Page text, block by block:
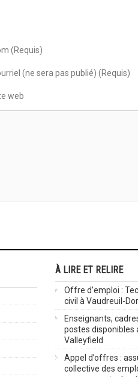
(Requis)
(ne sera pas publié) (Requis)
web
À LIRE ET RELIRE
Offre d’emploi :
civil à Vaudreuil-
Enseignants,
postes disponibles
Valleyfield
Appel d’offres :
collective des